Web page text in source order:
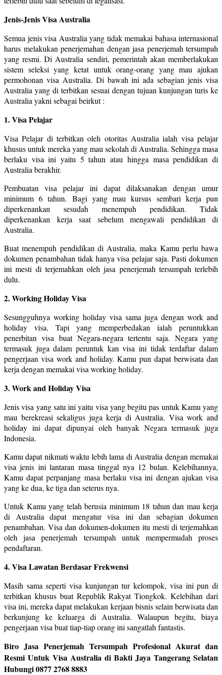
Jenis-Jenis Visa Australia
Semua jenis visa Australia yang tidak memakai bahasa internasional
harus melakukan penerjemahan dengan jasa penerjemah tersumpah
yang resmi. Di Australia sendiri, pemerintah akan memberlakukan
sistem seleksi yang ketat untuk orang-orang yang mau ajukan
permohonan visa Australia. Di bawah ini ada sebagian jenis visa
Australia yang di terbitkan sesuai dengan tujuan kunjungan turis ke
Australia yakni sebagai beirkut :
1. Visa Pelajar
Visa Pelajar di terbitkan oleh otoritas Australia ialah visa pelajar
khusus untuk mereka yang mau sekolah di Australia. Sehingga masa
berlaku visa ini yaitu 5 tahun atau hingga masa pendidikan di
Australia berakhir.
Pembuatan visa pelajar ini dapat dilaksanakan dengan umur
minimum 6 tahun. Bagi yang mau kursus sembari kerja pun
diperkenankan sesudah menempuh pendidikan. Tidak
diperkenankan kerja saat sebelum mengawali pendidikan di
Australia.
Buat menempuh pendidikan di Australia, maka Kamu perlu bawa
dokumen penambahan tidak hanya visa pelajar saja. Pasti dokumen
ini mesti di terjemahkan oleh jasa penerjemah tersumpah terlebih
dulu.
2. Working Holiday Visa
Sesungguhnya working holiday visa sama juga dengan work and
holiday visa. Tapi yang memperbedakan ialah peruntukkan
penerbitan visa buat Negara-negara tertentu saja. Negara yang
termasuk juga dalam peruntuk kan visa ini tidak terdaftar dalam
pengerjaan visa work and holiday. Kamu pun dapat berwisata dan
kerja dengan memakai visa working holiday.
3. Work and Holiday Visa
Jenis visa yang satu ini yaitu visa yang begitu pas untuk Kamu yang
mau berekreasi sekaligus juga kerja di Australia. Visa work and
holiday ini dapat dipunyai oleh banyak Negara termasuk juga
Indonesia.
Kamu dapat nikmati waktu lebih lama di Australia dengan memakai
visa jenis ini lantaran masa tinggal nya 12 bulan. Kelebihannya,
Kamu dapat perpanjang masa berlaku visa ini dengan ajukan visa
yang ke dua, ke tiga dan seterus nya.
Untuk Kamu yang telah berusia minimum 18 tahun dan mau kerja
di Australia dapat mengatur visa ini dan sebagian dokumen
penambahan. Visa dan dokumen-dokumen itu mesti di terjemahkan
oleh jasa penerjemah tersumpah untuk mempermudah proses
pendaftaran.
4. Visa Lawatan Berdasar Frekwensi
Masih sama seperti visa kunjungan tur kelompok, visa ini pun di
terbitkan khusus buat Republik Rakyat Tiongkok. Kelebihan dari
visa ini, mereka dapat melakukan kerjaan bisnis selain berwisata dan
berkunjung ke keluarga di Australia. Walaupun begitu, biaya
pengerjaan visa buat tiap-tiap orang ini sangatlah fantastis.
Biro Jasa Penerjemah Tersumpah Profesional Akurat dan
Resmi Untuk Visa Australia di Bakti Jaya Tangerang Selatan
Hubungi 0877 2768 8883